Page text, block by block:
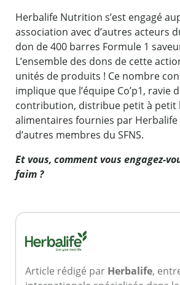
Herbalife Nutrition s’est engagé
association avec d’autres acteurs
don de 400 barres Formule 1
L’ensemble des dons de cette
unités de produits ! Ce nombre
implique que l’équipe Co’p1, ravie
contribution, distribue petit à petit
alimentaires fournies par
d’autres membres du SFNS.
Et vous, comment vous engagez-
faim ?
Article rédigé par Herbalife,